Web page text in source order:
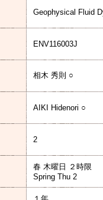
Geophysical Fluid
ENV116003J
相木 秀則 ○
AIKI Hidenori ○
2
春 木曜日 ２時限
Spring Thu 2